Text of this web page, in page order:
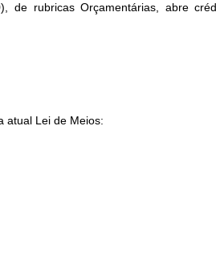
de rubricas Orçamentárias, abre
atual Lei de Meios: